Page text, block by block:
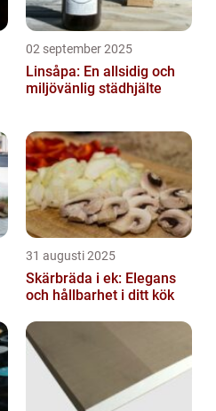
02 september 2025
Linsåpa: En allsidig och
miljövänlig städhjälte
31 augusti 2025
Skärbräda i ek: Elegans
och hållbarhet i ditt kök